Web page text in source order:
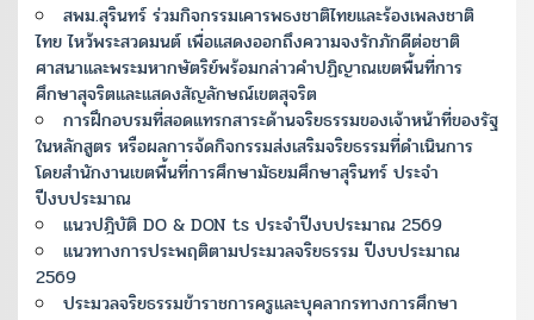
สพม.สุรินทร์ ร่วมกิจกรรมเคารพธงชาติไทยและร้องเพลงชาติ
ไทย ไหว้พระสวดมนต์ เพื่อแสดงออกถึงความจงรักภักดีต่อชาติ
ศาสนาและพระมหากษัตริย์พร้อมกล่าวคำปฏิญาณเขตพื้นที่การ
ศึกษาสุจริตและแสดงสัญลักษณ์เขตสุจริต
การฝึกอบรมที่สอดแทรกสาระด้านจริยธรรมของเจ้าหน้าที่ของรัฐ
ในหลักสูตร หรือผลการจ้ดกิจกรรมส่งเสริมจริยธรรมที่ดำเนินการ
โดยสำนักงานเขตพื้นที่การศึกษามัธยมศึกษาสุรินทร์ ประจำ
ปีงบประมาณ
แนวปฎิบัติ DO & DON ts ประจำปีงบประมาณ 2569
แนวทางการประพฤติตามประมวลจริยธรรม ปีงบประมาณ
2569
ประมวลจริยธรรมข้าราชการครูและบุคลากรทางการศึกษา